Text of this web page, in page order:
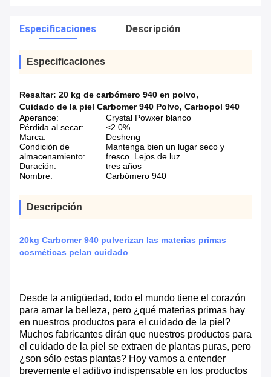
Especificaciones Descripción
Especificaciones
Resaltar: 20 kg de carbómero 940 en polvo,
Cuidado de la piel Carbomer 940 Polvo, Carbopol 940
Aperance:
Crystal Powxer blanco
Pérdida al secar:
≤2.0%
Marca:
Desheng
Condición de
almacenamiento:
Mantenga bien un lugar seco y
fresco. Lejos de luz.
Duración:
tres años
Nombre:
Carbómero 940
Descripción
20kg Carbomer 940 pulverizan las materias primas
cosméticas pelan cuidado
Desde la antigüedad, todo el mundo tiene el corazón
para amar la belleza, pero ¿qué materias primas hay
en nuestros productos para el cuidado de la piel?
Muchos fabricantes dirán que nuestros productos para
el cuidado de la piel se extraen de plantas puras, pero
¿son sólo estas plantas? Hoy vamos a entender
brevemente el aditivo indispensable en los productos